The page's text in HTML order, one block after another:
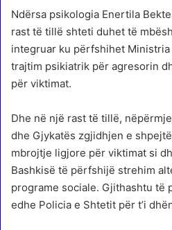
Ndërsa psikologia Enertila
rast të tillë shteti duhet të
integruar ku përfshihet
trajtim psikiatrik për agresorin
për viktimat.
Dhe në një rast të tillë,
dhe Gjykatës zgjidhjen e
mbrojtje ligjore për viktimat si
Bashkisë të përfshijë strehim
programe sociale. Gjithashtu të
edhe Policia e Shtetit për t’i